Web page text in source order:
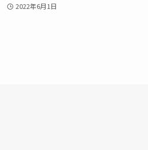
2022年6月1日